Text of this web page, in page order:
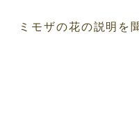
ミモザの花の説明を